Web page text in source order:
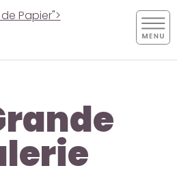
Papier">